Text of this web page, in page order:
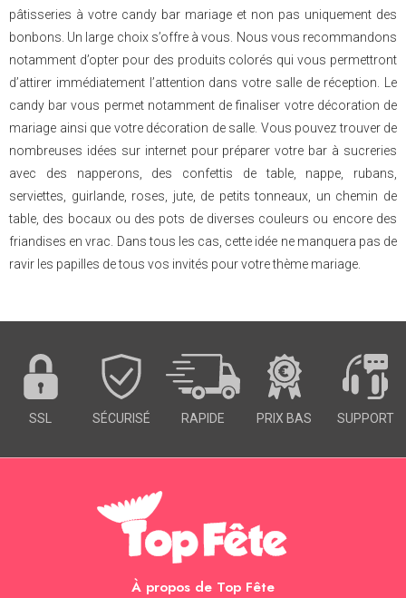
pâtisseries à votre candy bar mariage et non pas uniquement des
bonbons. Un large choix s’offre à vous. Nous vous recommandons
notamment d’opter pour des produits colorés qui vous permettront
d’attirer immédiatement l’attention dans votre salle de réception. Le
candy bar vous permet notamment de finaliser votre décoration de
mariage ainsi que votre décoration de salle. Vous pouvez trouver de
nombreuses idées sur internet pour préparer votre bar à sucreries
avec des napperons, des confettis de table, nappe, rubans,
serviettes, guirlande, roses, jute, de petits tonneaux, un chemin de
table, des bocaux ou des pots de diverses couleurs ou encore des
friandises en vrac. Dans tous les cas, cette idée ne manquera pas de
ravir les papilles de tous vos invités pour votre thème mariage.
SSL SÉCURISÉ RAPIDE PRIX BAS SUPPORT
À propos de Top Fête